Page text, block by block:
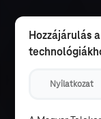
Hozzájárulás
Nyilatkozat